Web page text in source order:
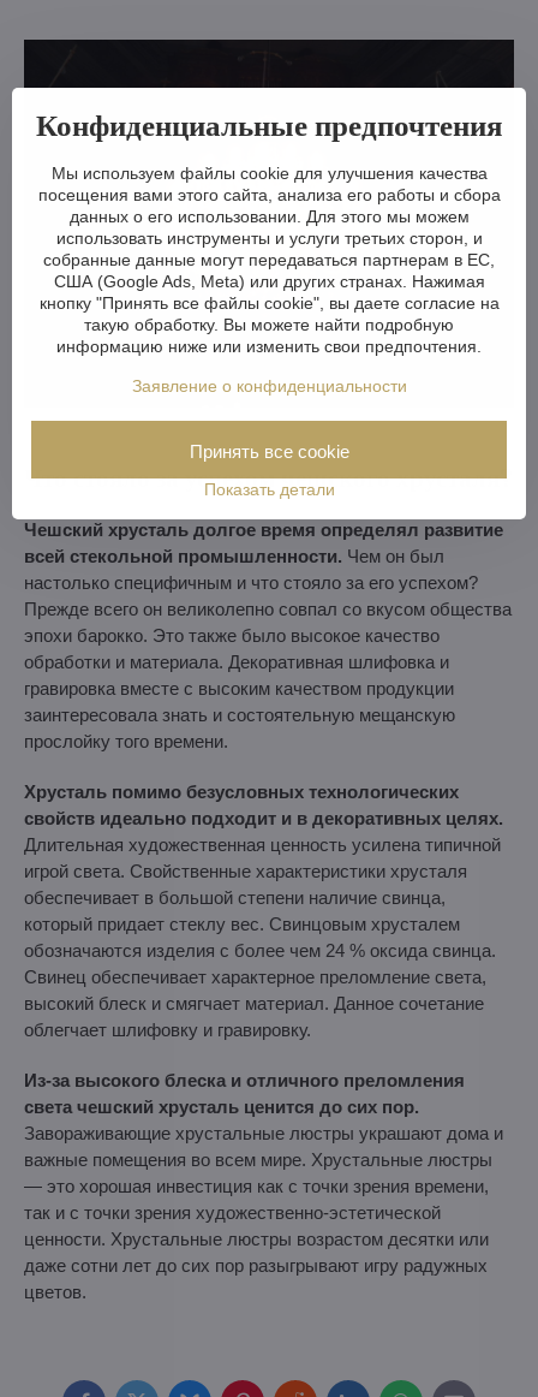
Что стояло за успехом чешского хрусталя?
Чешский хрусталь долгое время определял развитие
всей стекольной промышленности. Чем он был
настолько специфичным и что стояло за его успехом?
Прежде всего он великолепно совпал со вкусом общества
эпохи барокко. Это также было высокое качество
обработки и материала. Декоративная шлифовка и
гравировка вместе с высоким качеством продукции
заинтересовала знать и состоятельную мещанскую
прослойку того времени.
Хрусталь помимо безусловных технологических
свойств идеально подходит и в декоративных целях.
Длительная художественная ценность усилена типичной
игрой света. Свойственные характеристики хрусталя
обеспечивает в большой степени наличие свинца,
который придает стеклу вес. Свинцовым хрусталем
обозначаются изделия с более чем 24 % оксида свинца.
Свинец обеспечивает характерное преломление света,
высокий блеск и смягчает материал. Данное сочетание
облегчает шлифовку и гравировку.
Из-за высокого блеска и отличного преломления
света чешский хрусталь ценится до сих пор.
Завораживающие хрустальные люстры украшают дома и
важные помещения во всем мире. Хрустальные люстры
— это хорошая инвестиция как с точки зрения времени,
так и с точки зрения художественно-эстетической
ценности. Хрустальные люстры возрастом десятки или
даже сотни лет до сих пор разыгрывают игру радужных
цветов.
Конфиденциальные предпочтения
Мы используем файлы cookie для улучшения качества
посещения вами этого сайта, анализа его работы и сбора
данных о его использовании. Для этого мы можем
использовать инструменты и услуги третьих сторон, и
собранные данные могут передаваться партнерам в ЕС,
США (Google Ads, Meta) или других странах. Нажимая
кнопку "Принять все файлы cookie", вы даете согласие на
такую обработку. Вы можете найти подробную
информацию ниже или изменить свои предпочтения.
Заявление о конфиденциальности
Показать детали
Принять все cookie